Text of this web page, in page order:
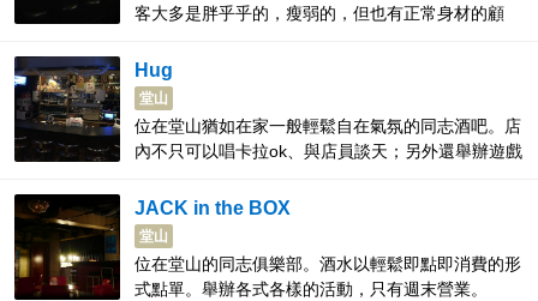
客大多是胖乎乎的，瘦弱的，但也有正常身材的顧
的。有來自海外的模型飛機。很多喜歡飛機的顧客也
來吧。我們也有很多外國客戶，特別是來自海外的航
空公司CA。 我們期待您的光臨。
Hug
堂山
位在堂山猶如在家一般輕鬆自在氣氛的同志酒吧。店
內不只可以唱卡拉ok、與店員談天；另外還舉辦遊戲
JACK in the BOX
堂山
位在堂山的同志俱樂部。酒水以輕鬆即點即消費的形
式點單。舉辦各式各樣的活動，只有週末營業。